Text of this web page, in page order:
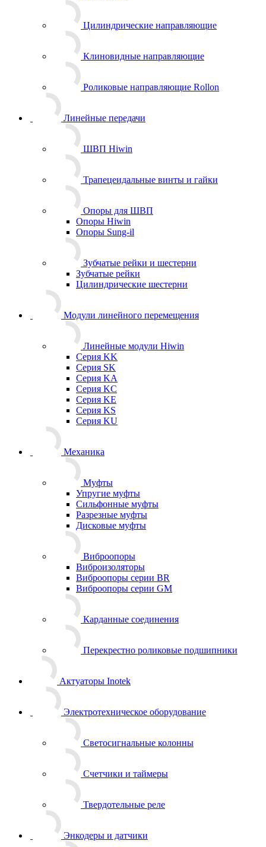
Цилиндрические направляющие
Клиновидные направляющие
Роликовые направляющие Rollon
Линейные передачи
ШВП Hiwin
Трапецеидальные винты и гайки
Опоры для ШВП
Опоры Hiwin
Опоры Sung-il
Зубчатые рейки и шестерни
Зубчатые рейки
Цилиндрические шестерни
Модули линейного перемещения
Линейные модули Hiwin
Серия KK
Серия SK
Серия KA
Серия KC
Серия KE
Серия KS
Серия KU
Механика
Муфты
Упругие муфты
Сильфонные муфты
Разрезные муфты
Дисковые муфты
Виброопоры
Виброизоляторы
Виброопоры серии BR
Виброопоры серии GM
Карданные соединения
Перекрестно роликовые подшипники
Актуаторы Inotek
Электротехническое оборудование
Светосигнальные колонны
Счетчики и таймеры
Твердотельные реле
Энкодеры и датчики